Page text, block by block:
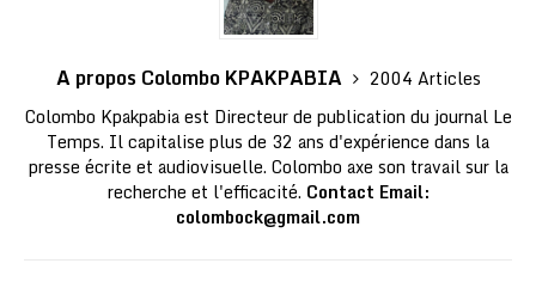
A propos Colombo KPAKPABIA
2004 Articles
Colombo Kpakpabia est Directeur de publication du journal Le
Temps. Il capitalise plus de 32 ans d'expérience dans la
presse écrite et audiovisuelle. Colombo axe son travail sur la
recherche et l'efficacité. Contact Email:
colombock@gmail.com